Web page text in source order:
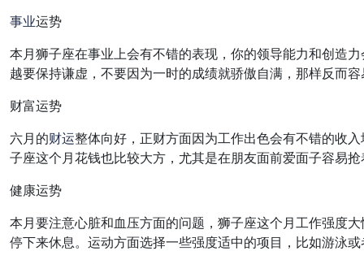
事业运势
本月狮子座在事业上会有不错的表现，你的领导能力和创造
越要保持谦虚，不要因为一时的成绩就骄傲自满，那样反而
财富运势
六月的财运整体向好，正财方面因为工作出色会有不错的收
子座这个月花钱也比较大方，尤其是在朋友面前爱面子容易
健康运势
本月要注意心脏和血压方面的问题，狮子座这个月工作强度
停下来休息。运动方面选择一些强度适中的项目，比如游泳